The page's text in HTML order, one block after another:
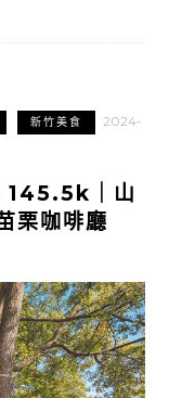
新竹美食
2024-
145.5k｜山
栗咖啡廳